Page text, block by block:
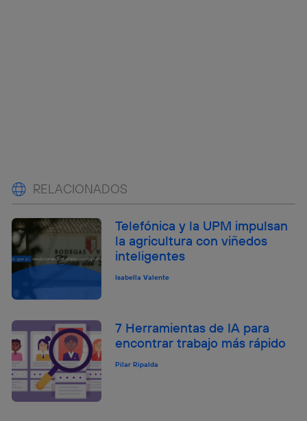
RELACIONADOS
Telefónica y la UPM impulsan
la agricultura con viñedos
inteligentes
Isabella Valente
7 Herramientas de IA para
encontrar trabajo más rápido
Pilar Ripalda